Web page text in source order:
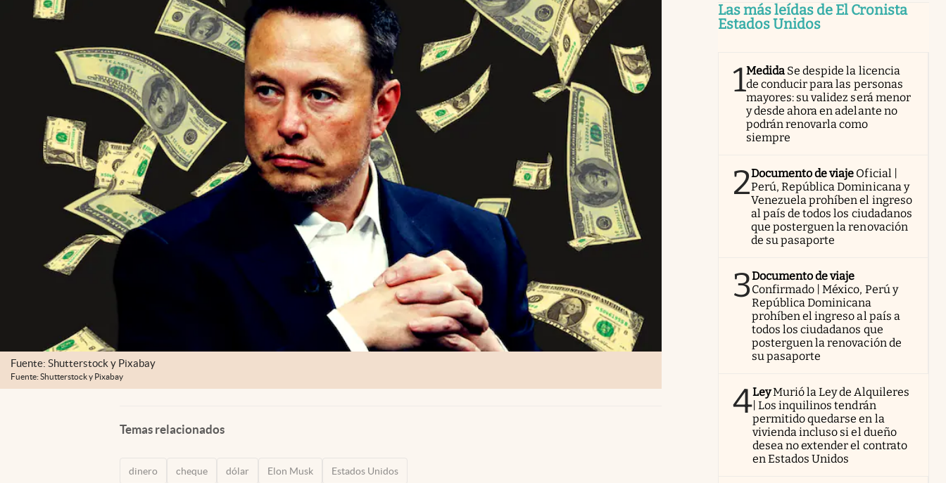
Fuente: Shutterstock y Pixabay
Fuente: Shutterstock y Pixabay
Temas relacionados
dinero cheque dólar Elon Musk Estados Unidos
Las más leídas de El Cronista
Estados Unidos
1Medida Se despide la licencia
de conducir para las personas
mayores: su validez será menor
y desde ahora en adelante no
podrán renovarla como
siempre
2Documento de viaje Oficial |
Perú, República Dominicana y
Venezuela prohíben el ingreso
al país de todos los ciudadanos
que posterguen la renovación
de su pasaporte
3Documento de viaje
Confirmado | México, Perú y
República Dominicana
prohíben el ingreso al país a
todos los ciudadanos que
posterguen la renovación de
su pasaporte
4LeyMurió la Ley de Alquileres
| Los inquilinos tendrán
permitido quedarse en la
vivienda incluso si el dueño
desea no extender el contrato
en Estados Unidos